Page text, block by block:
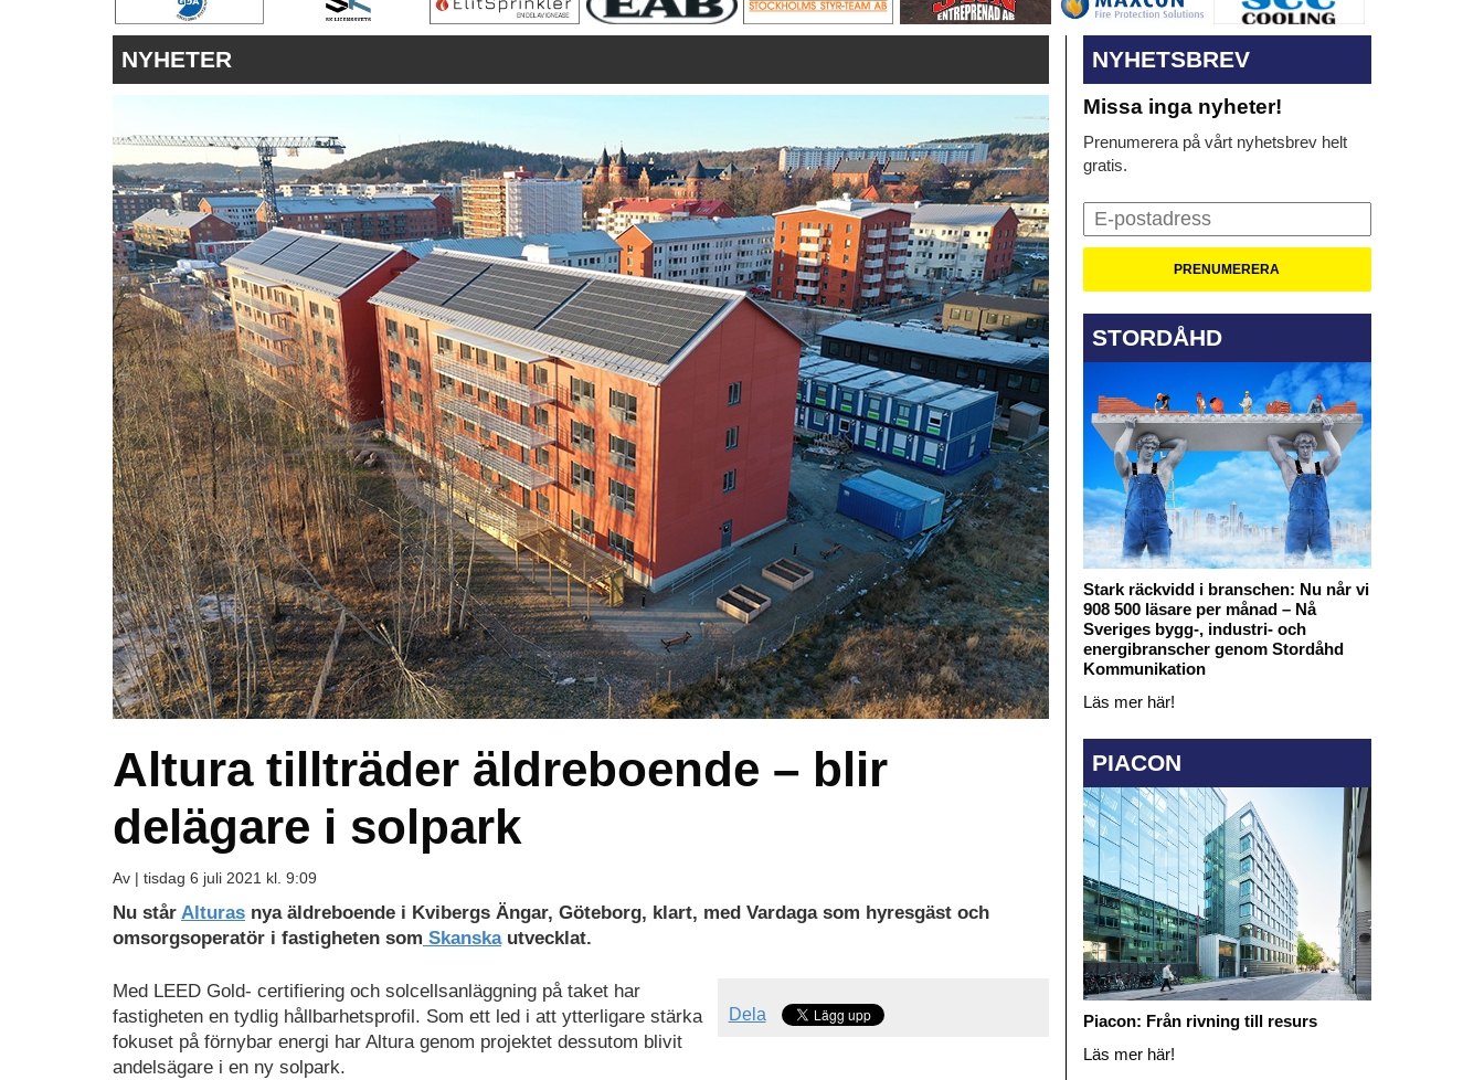
NYHETER
Altura tillträder äldreboende – blir
delägare i solpark
Av | tisdag 6 juli 2021 kl. 9:09
Nu står Alturas nya äldreboende i Kvibergs Ängar, Göteborg, klart, med Vardaga som hyresgäst och
omsorgsoperatör i fastigheten som Skanskautvecklat.
Dela
Med LEED Gold- certifiering och solcellsanläggning på taket har
fastigheten en tydlig hållbarhetsprofil. Som ett led i att ytterligare stärka
fokuset på förnybar energi har Altura genom projektet dessutom blivit
andelsägare i en ny solpark.
NYHETSBREV
Missa inga nyheter!
Prenumerera på vårt nyhetsbrev helt
gratis.
STORDÅHD
Stark räckvidd i branschen: Nu når vi
908 500 läsare per månad – Nå
Sveriges bygg-, industri- och
energibranscher genom Stordåhd
Kommunikation
Läs mer här!
PIACON
Piacon: Från rivning till resurs
Läs mer här!